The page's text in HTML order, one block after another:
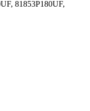
81853P180UF,